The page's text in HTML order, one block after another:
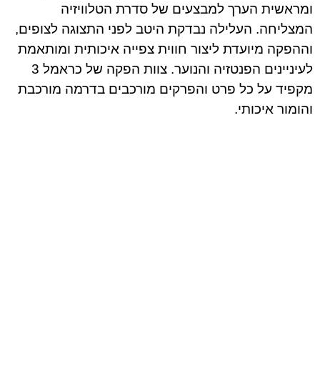
ומראשית הערך למבצעים של סדרת הטלוויזיה
המצליחה. העלילה נבדקת היטב לפני התצוגה לצופים,
וההפקה מיועדת ליצור חווית צפייה איכותית ומותאמת
לעיניינים הפנטזיה והנוער. צוות הפקה של כראמל 3
מקפיד על כל פרט והפרקים מורכבים בדרמה מורכבת
והומור איכותי.